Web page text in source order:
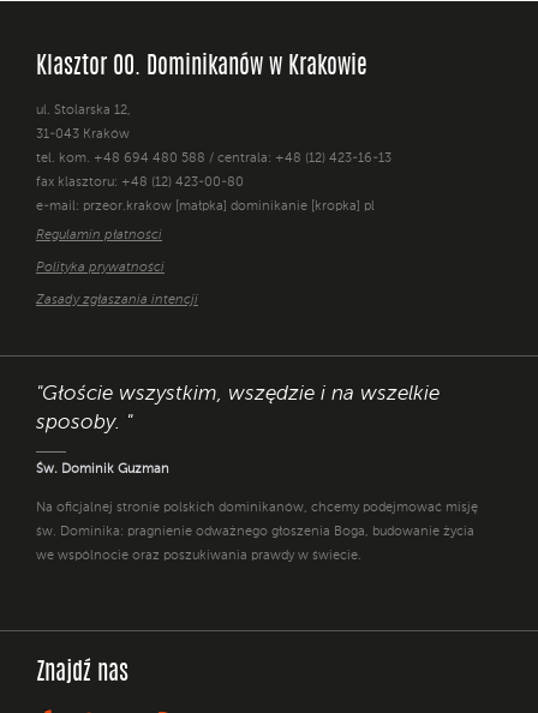
Klasztor OO. Dominikanów w Krakowie
ul. Stolarska 12,
31-043 Kraków
tel. kom. +48 694 480 588 / centrala: +48 (12) 423-16-13
fax klasztoru: +48 (12) 423-00-80
e-mail: przeor.krakow [małpka] dominikanie [kropka] pl
Regulamin płatności
Polityka prywatności
Zasady zgłaszania intencji
"Głoście wszystkim, wszędzie i na wszelkie
sposoby. "
Św. Dominik Guzman
Na oficjalnej stronie polskich dominikanów, chcemy podejmować misję
św. Dominika: pragnienie odważnego głoszenia Boga, budowanie życia
we wspólnocie oraz poszukiwania prawdy w świecie.
Znajdź nas